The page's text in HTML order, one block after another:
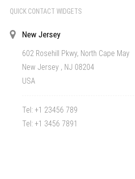
QUICK CONTACT WIDGETS
New Jersey
602 Rosehill Pkwy, North Cape May
New Jersey , NJ 08204
USA
Tel: +1 23456 789
Tel: +1 3456 7891